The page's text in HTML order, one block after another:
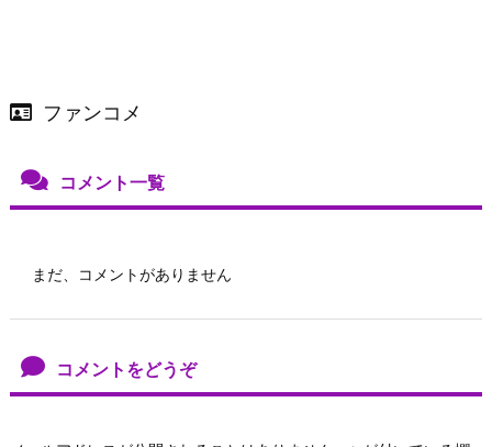
ファンコメ
コメント一覧
まだ、コメントがありません
コメントをどうぞ